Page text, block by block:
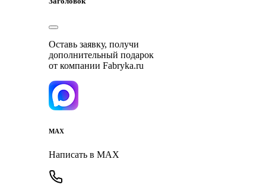
Оставь заявку, получи
дополнительный подарок
от компании Fabryka.ru
MAX
Написать в MAX